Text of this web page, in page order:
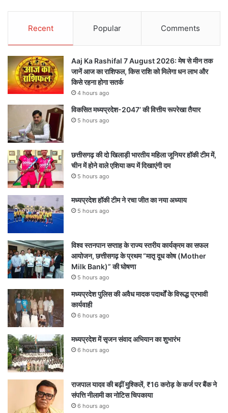
Recent Popular Comments
Aaj Ka Rashifal 7 August 2026: मेष से मीन तक
जानें आज का राशिफल, किस राशि को मिलेगा धन लाभ और
किसे रहना होगा सतर्क
4 hours ago
विकसित मध्यप्रदेश-2047’ की वित्तीय रूपरेखा तैयार
5 hours ago
छत्तीसगढ़ की दो खिलाड़ी भारतीय महिला जूनियर हॉकी टीम में,
चीन में होने वाले एशिया कप में दिखाएंगी दम
5 hours ago
मध्यप्रदेश हॉकी टीम ने रचा जीत का नया अध्याय
5 hours ago
विश्व स्तनपान सप्ताह के राज्य स्तरीय कार्यक्रम का सफल
आयोजन, छत्तीसगढ़ के प्रथम “मातृ दूध कोष (Mother
Milk Bank)” की घोषणा
5 hours ago
मध्यप्रदेश पुलिस की अवैध मादक पदार्थों के विरूद्ध प्रभावी
कार्यवाही
6 hours ago
मध्यप्रदेश में सृजन संवाद अभियान का शुभारंभ
6 hours ago
राजपाल यादव की बढ़ीं मुश्किलें, ₹16 करोड़ के कर्ज पर बैंक ने
संपत्ति नीलामी का नोटिस चिपकाया
6 hours ago